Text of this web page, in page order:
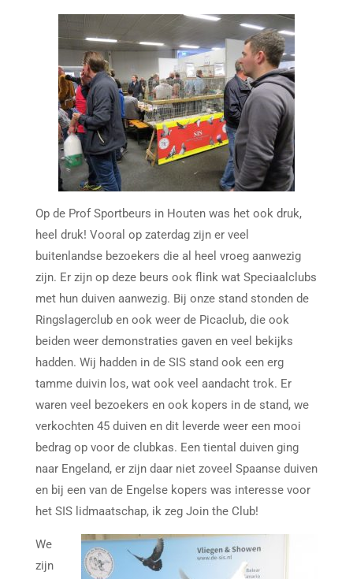
Op de Prof Sportbeurs in Houten was het ook druk,
heel druk! Vooral op zaterdag zijn er veel
buitenlandse bezoekers die al heel vroeg aanwezig
zijn. Er zijn op deze beurs ook flink wat Speciaalclubs
met hun duiven aanwezig. Bij onze stand stonden de
Ringslagerclub en ook weer de Picaclub, die ook
beiden weer demonstraties gaven en veel bekijks
hadden. Wij hadden in de SIS stand ook een erg
tamme duivin los, wat ook veel aandacht trok. Er
waren veel bezoekers en ook kopers in de stand, we
verkochten 45 duiven en dit leverde weer een mooi
bedrag op voor de clubkas. Een tiental duiven ging
naar Engeland, er zijn daar niet zoveel Spaanse duiven
en bij een van de Engelse kopers was interesse voor
het SIS lidmaatschap, ik zeg Join the Club!
We
zijn